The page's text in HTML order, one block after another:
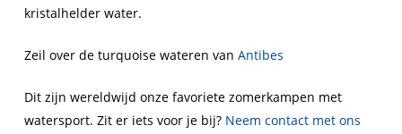
kristalhelder water.
Zeil over de turquoise wateren van Antibes
Dit zijn wereldwijd onze favoriete zomerkampen met
watersport. Zit er iets voor je bij? Neem contact met ons